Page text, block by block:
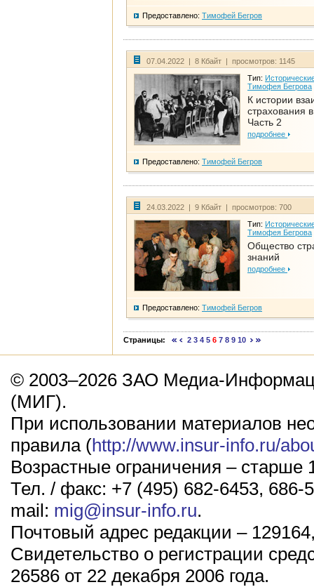
Предоставлено: Тимофей Бегров
07.04.2022 | 8 Кбайт | просмотров: 1145
Тип:
Тимофея Бегрова
К истории
страхования
Часть 2
подробнее
Предоставлено: Тимофей Бегров
24.03.2022 | 9 Кбайт | просмотров: 700
Тип:
Тимофея Бегрова
Общество
знаний
подробнее
Предоставлено: Тимофей Бегров
Страницы: 2 3 4 5 6 7 8 9 10
© 2003–2026 ЗАО Медиа-
(МИГ).
При использовании материалов
правила (http://www.insur-info.ru/
Возрастные ограничения – старше
Тел. / факс: +7 (495) 682-6453, 686-
mail: mig@insur-info.ru.
Почтовый адрес редакции –
Свидетельство о регистрации
26586 от 22 декабря 2006 года.